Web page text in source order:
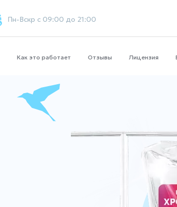
Пн-Вскр с 09:00 до 21:00
Как это работает Отзывы Лицензия